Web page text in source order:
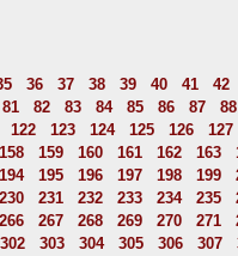
36 37 38 39 40 41 42
81 82 83 84 85 86 87 88
122 123 124 125 126 127
158 159 160 161 162 163
194 195 196 197 198 199
230 231 232 233 234 235
266 267 268 269 270 271
302 303 304 305 306 307